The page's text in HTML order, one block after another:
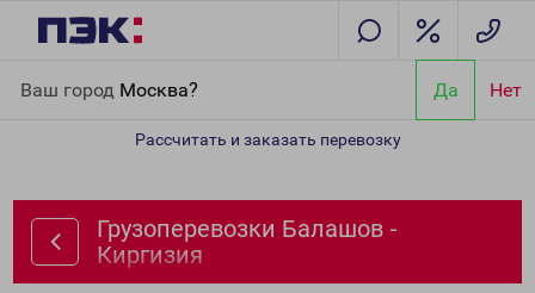
Ваш город Москва? Да Нет
Рассчитать и заказать перевозку
Грузоперевозки Балашов -
Киргизия